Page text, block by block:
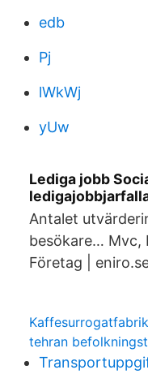
edb
Pj
lWkWj
yUw
Lediga jobb
Antalet
besökare… Mvc,
Företag |
tehran